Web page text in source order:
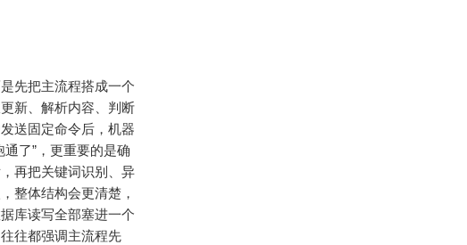
先把主流程搭成一个
新、解析内容、判断
送固定命令后，机器
了”，更重要的是确
再把关键词识别、异
整体结构会更清楚，
库读写全部塞进一个
往都强调主流程先